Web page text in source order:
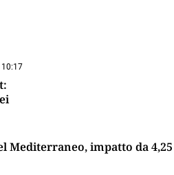
Mediterraneo, impatto da 4,25